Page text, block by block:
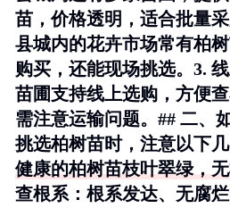
苗，价格透明，适合批量
县城内的花卉市场常有柏
购买，还能现场挑选。3.
苗圃支持线上选购，方便
需注意运输问题。## 二、
挑选柏树苗时，注意以下
健康的柏树苗枝叶翠绿，
查根系 ：根系发达、无腐